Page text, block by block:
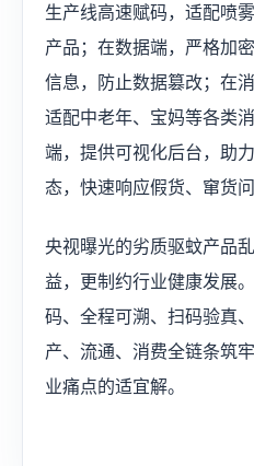
生产线高速赋码，适配喷
产品；在数据端，严格加
信息，防止数据篡改；在
适配中老年、宝妈等各类
端，提供可视化后台，助
态，快速响应假货、窜货问
央视曝光的劣质驱蚊产品
益，更制约行业健康发展
码、全程可溯、扫码验真
产、流通、消费全链条筑
业痛点的适宜解。‍